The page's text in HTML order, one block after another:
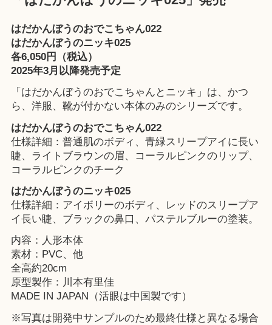
はだかんぼうのおでこちゃん022
はだかんぼうのニッキ025
各6,050円（税込）
2025年3月以降発売予定
「はだかんぼうのおでこちゃんとニッキ」は、かつ
ら、洋服、靴が付かない本体のみのシリーズです。
はだかんぼうのおでこちゃん022
仕様詳細：普通肌のボディ、青緑スリープアイに長い
睫、ライトブラウンの眉、コーラルピンクのリップ、
コーラルピンクのチーク
はだかんぼうのニッキ025
仕様詳細：アイボリーのボディ、レッドのスリープア
イ長い睫、ブラックの鼻口、パステルブルーの塗装。
内容：人形本体
素材：PVC、他
全高約20cm
原型製作：川本有里佳
MADE IN JAPAN（活眼は中国製です）
※写真は開発中サンプルのため最終仕様と異なる場合